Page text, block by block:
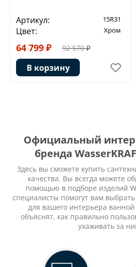
Артикул: 15R31
Цвет: Хром
64 799 ₽ 92 570 ₽
В корзину
Официальный
бренда
Здесь вы сможете купить
качества. Вы всегда можете
помощью в подборе изделий
специалисты помогут вам
для вашего интерьера
объяснят, как правильно
ухаживать за